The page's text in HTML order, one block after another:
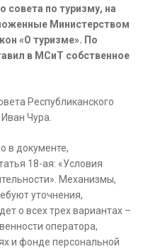
совета по туризму, на
Министерством
«О туризме». По
в МСиТ собственное
Республиканского
Чура.
в документе,
18-ая: «Условия
Механизмы,
уточнения,
о всех трех вариантах –
оператора,
и фонде персональной